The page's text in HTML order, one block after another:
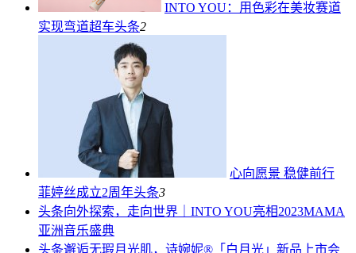
INTO YOU：用色彩在美妆赛道
实现弯道超车头条2
心向愿景 稳健前行
菲婷丝成立2周年头条3
头条向外探索，走向世界｜INTO YOU亮相2023MAMA
亚洲音乐盛典
头条邂逅无瑕月光肌，诗婉妮®「白月光」新品上市会